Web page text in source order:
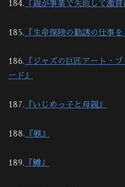
184. 『親が事業で失敗して激貧
185. 『生命保険の勧誘の仕事を
186. 『ジャズの巨匠アート・
ード』
187. 『いじめっ子と母親』
188. 『躾』
189. 『鱒』